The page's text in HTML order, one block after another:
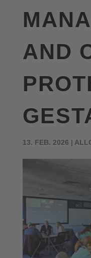
AND
13. FEB. 2026 |